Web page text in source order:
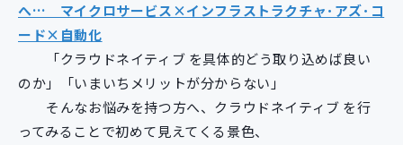
へ… マイクロサービス×インフラストラクチャ･アズ･コ
ード×自動化
「クラウドネイティブ を具体的どう取り込めば良い
のか」「いまいちメリットが分からない」
そんなお悩みを持つ方へ、クラウドネイティブ を行
ってみることで初めて見えてくる景色、